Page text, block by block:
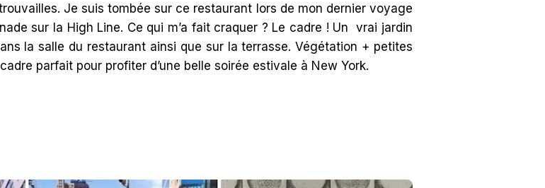
Je suis tombée sur ce restaurant lors de mon dernier voyage
sur la High Line. Ce qui m’a fait craquer ? Le cadre ! Un vrai jardin
la salle du restaurant ainsi que sur la terrasse. Végétation + petites
parfait pour profiter d’une belle soirée estivale à New York.